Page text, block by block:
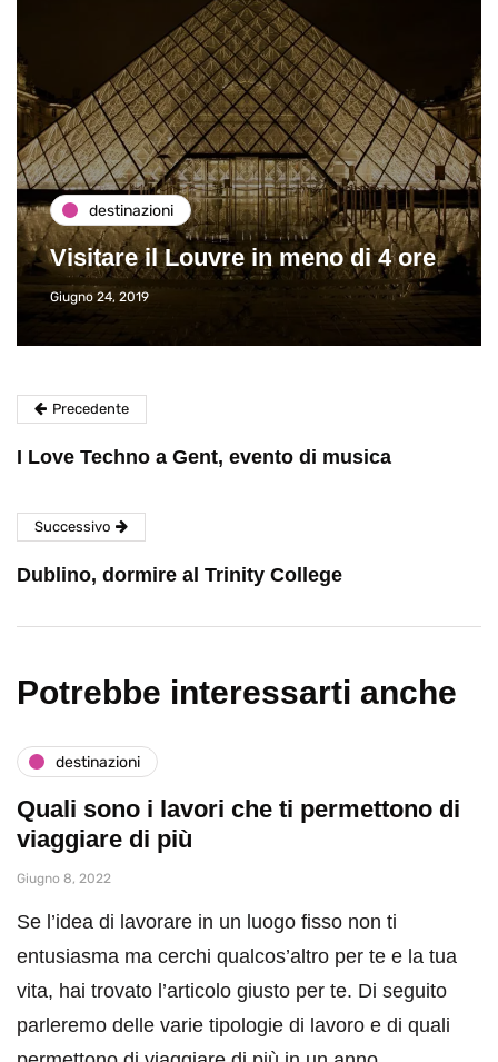
destinazioni
Visitare il Louvre in meno di 4 ore
Giugno 24, 2019
Precedente
I Love Techno a Gent, evento di musica
Successivo
Dublino, dormire al Trinity College
Potrebbe interessarti anche
destinazioni
Quali sono i lavori che ti permettono di
viaggiare di più
Giugno 8, 2022
Se l’idea di lavorare in un luogo fisso non ti
entusiasma ma cerchi qualcos’altro per te e la tua
vita, hai trovato l’articolo giusto per te. Di seguito
parleremo delle varie tipologie di lavoro e di quali